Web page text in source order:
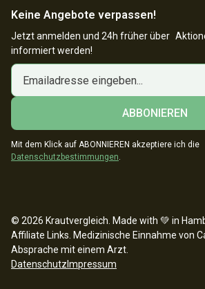
Keine Angebote verpassen!
Jetzt anmelden und 24h früher über
informiert werden!
Mit dem Klick auf ABONNIEREN akzeptiere ich die
Datenschutzbestimmungen.
© 2026 Krautvergleich. Made with 💚 in
Affiliate Links. Medizinische Einnahme von
Absprache mit einem Arzt.
Datenschutz Impressum